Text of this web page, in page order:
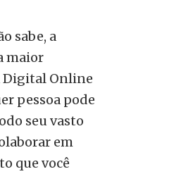
sabe, a
maior
Digital Online
pessoa pode
seu vasto
em
que você